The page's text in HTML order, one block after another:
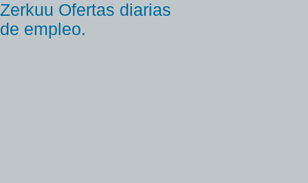
Zerkuu Ofertas diarias
de empleo.